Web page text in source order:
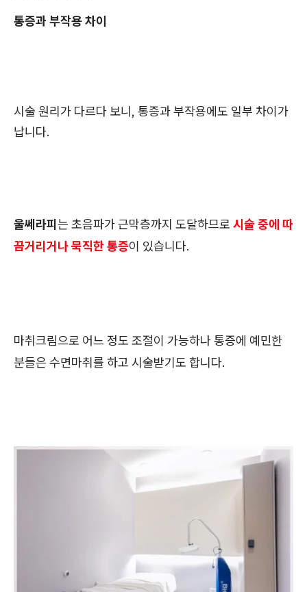
통증과 부작용 차이
시술 원리가 다르다 보니, 통증과 부작용에도 일부 차이가
납니다.
울쎄라피는 초음파가 근막층까지 도달하므로 시술 중에 따
끔거리거나 묵직한 통증이 있습니다.
마취크림으로 어느 정도 조절이 가능하나 통증에 예민한
분들은 수면마취를 하고 시술받기도 합니다.